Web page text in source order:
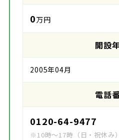
0万円
開設
2005年04月
電話
0120-64-9477
※10時～17時（日・祝休み